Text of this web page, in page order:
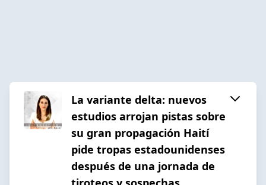
La variante delta: nuevos
estudios arrojan pistas sobre
su gran propagación Haití
pide tropas estadounidenses
después de una jornada de